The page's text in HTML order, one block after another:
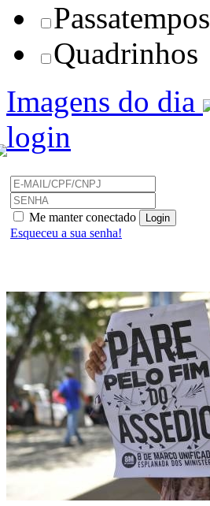
Passatempos
Quadrinhos
Imagens do dia
login
Me manter conectado
Esqueceu a sua senha!